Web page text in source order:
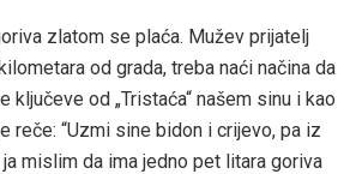
zlatom se plaća. Mužev prijatelj
od grada, treba naći načina da
ključeve od „Tristaća“ našem sinu i kao
reče: “Uzmi sine bidon i crijevo, pa iz
mislim da ima jedno pet litara goriva